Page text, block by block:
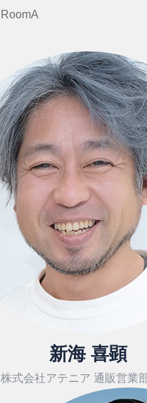
RoomA
新海 喜顕
株式会社アテニア 通販営業